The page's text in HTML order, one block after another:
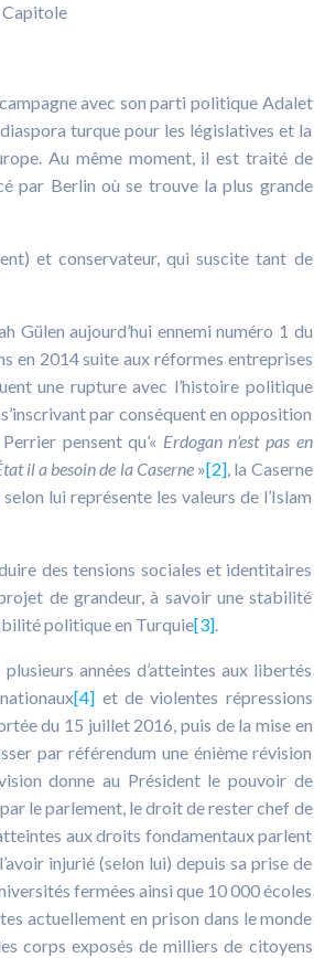
Capitole
avec son parti politique Adalet
turque pour les législatives et la
Au même moment, il est traité de
par Berlin où se trouve la plus grande
et conservateur, qui suscite tant de
Gülen aujourd’hui ennemi numéro 1 du
en 2014 suite aux réformes entreprises
une rupture avec l’histoire politique
par conséquent en opposition
pensent qu’« Erdogan n’est pas en
il a besoin de la Caserne »[2], la Caserne
lui représente les valeurs de l’Islam
des tensions sociales et identitaires
de grandeur, à savoir une stabilité
politique en Turquie[3].
années d’atteintes aux libertés
[4] et de violentes répressions
du 15 juillet 2016, puis de la mise en
par référendum une énième révision
donne au Président le pouvoir de
le parlement, le droit de rester chef de
aux droits fondamentaux parlent
injurié (selon lui) depuis sa prise de
fermées ainsi que 10 000 écoles
actuellement en prison dans le monde
corps exposés de milliers de citoyens